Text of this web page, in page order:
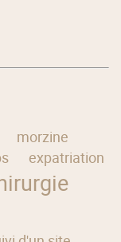
morzine
expatriation